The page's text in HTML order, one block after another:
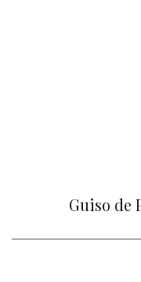
Guiso de